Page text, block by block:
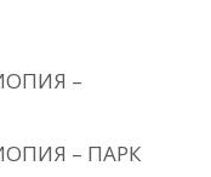
–
– ПАРК